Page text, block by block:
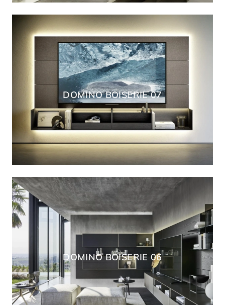
DOMINO BOISERIE 07
DOMINO BOISERIE 06